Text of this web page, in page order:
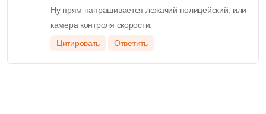
Ну прям напрашивается лежачий полицейский, или
камера контроля скорости.
Цитировать
Ответить